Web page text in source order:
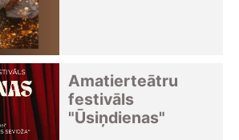
Amatierteātru
festivāls
"Ūsiņdienas"